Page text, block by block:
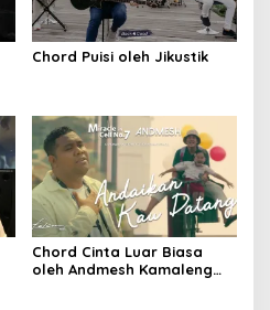
Chord Puisi oleh Jikustik
Chord Cinta Luar Biasa
oleh Andmesh Kamaleng